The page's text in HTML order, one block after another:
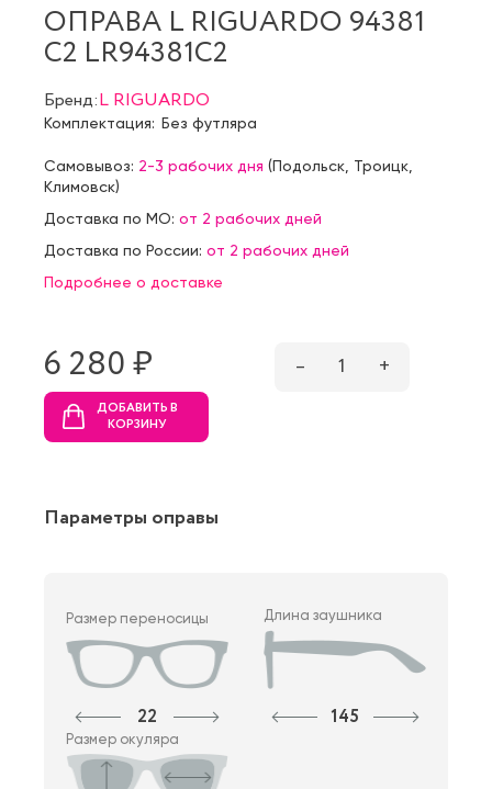
ОПРАВА L RIGUARDO 94381
C2 LR94381C2
Бренд:L RIGUARDO
Комплектация: Без футляра
Самовывоз: 2-3 рабочих дня (Подольск Троицк
Климовск)
Доставка по МО: от 2 рабочих дней
Доставка по России: от 2 рабочих дней
Подробнее о доставке
6 280 ₷ – 1 +
ДОБАВИТЬ В
КОРЗИНУ
Параметры оправы
Размер переносицы
22
Длина заушника
145
Размер окуляра